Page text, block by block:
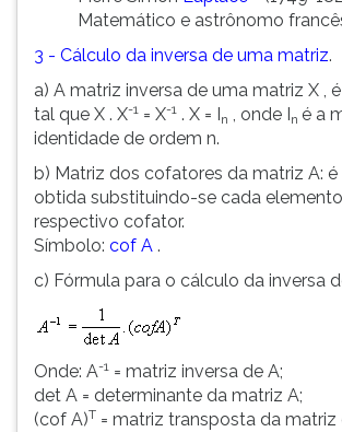
Matemático e astrônomo
3 - Cálculo da inversa de uma matriz.
a) A matriz inversa de uma matriz X ,
tal que X . X-1 = X-1 . X = In , onde In é a
identidade de ordem n.
b) Matriz dos cofatores da matriz A: é
obtida substituindo-se cada
respectivo cofator.
Símbolo: cof A .
c) Fórmula para o cálculo da inversa
Onde: A-1 = matriz inversa de A;
det A = determinante da matriz A;
(cof A)T = matriz transposta da